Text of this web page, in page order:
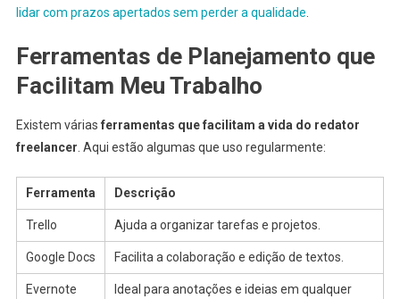
lidar com prazos apertados sem perder a qualidade.
Ferramentas de Planejamento que
Facilitam Meu Trabalho
Existem várias ferramentas que facilitam a vida do redator
freelancer. Aqui estão algumas que uso regularmente:
Ferramenta Descrição
Trello Ajuda a organizar tarefas e projetos.
Google Docs Facilita a colaboração e edição de textos.
Evernote
Ideal para anotações e ideias em qualquer